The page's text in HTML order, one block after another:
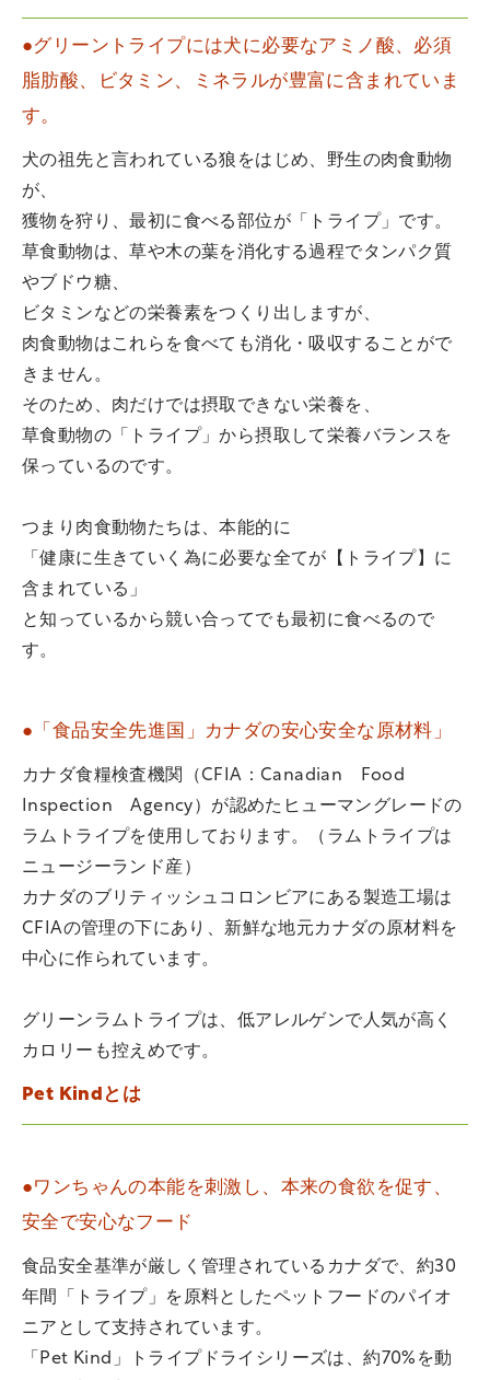
●グリーントライプには犬に必要なアミノ酸、必須
脂肪酸、ビタミン、ミネラルが豊富に含まれていま
す。
犬の祖先と言われている狼をはじめ、野生の肉食動物
が、
獲物を狩り、最初に食べる部位が「トライプ」です。
草食動物は、草や木の葉を消化する過程でタンパク質
やブドウ糖、
ビタミンなどの栄養素をつくり出しますが、
肉食動物はこれらを食べても消化・吸収することがで
きません。
そのため、肉だけでは摂取できない栄養を、
草食動物の「トライプ」から摂取して栄養バランスを
保っているのです。
つまり肉食動物たちは、本能的に
「健康に生きていく為に必要な全てが【トライプ】に
含まれている」
と知っているから競い合ってでも最初に食べるので
す。
●「食品安全先進国」カナダの安心安全な原材料」
カナダ食糧検査機関（CFIA：Canadian Food
Inspection Agency）が認めたヒューマングレードの
ラムトライプを使用しております。（ラムトライプは
ニュージーランド産）
カナダのブリティッシュコロンビアにある製造工場は
CFIAの管理の下にあり、新鮮な地元カナダの原材料を
中心に作られています。
グリーンラムトライプは、低アレルゲンで人気が高く
カロリーも控えめです。
Pet Kindとは
●ワンちゃんの本能を刺激し、本来の食欲を促す、
安全で安心なフード
食品安全基準が厳しく管理されているカナダで、約30
年間「トライプ」を原料としたペットフードのパイオ
ニアとして支持されています。
「Pet Kind」トライプドライシリーズは、約70%を動